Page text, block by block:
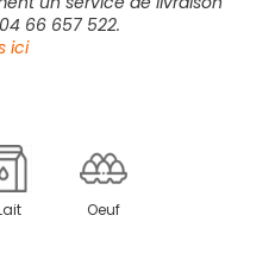
66 657 522.
ici
Oeuf